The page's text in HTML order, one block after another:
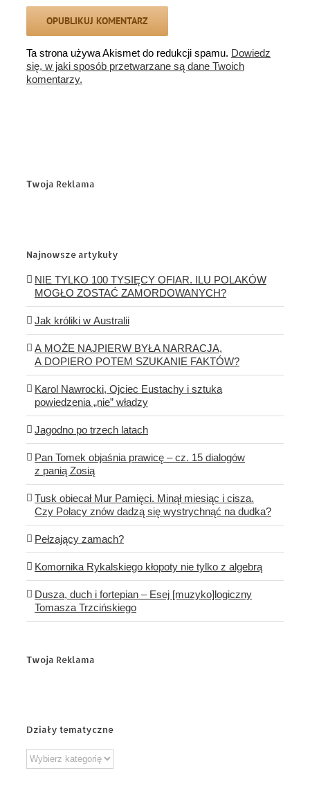
Ta strona używa Akismet do redukcji spamu. Dowiedz
się, w jaki sposób przetwarzane są dane Twoich
komentarzy.
Twoja Reklama
Najnowsze artykuły
NIE TYLKO 100 TYSIĘCY OFIAR. ILU POLAKÓW
MOGŁO ZOSTAĆ ZAMORDOWANYCH?
Jak króliki w Australii
A MOŻE NAJPIERW BYŁA NARRACJA,
A DOPIERO POTEM SZUKANIE FAKTÓW?
Karol Nawrocki, Ojciec Eustachy i sztuka
powiedzenia „nie” władzy
Jagodno po trzech latach
Pan Tomek objaśnia prawicę – cz. 15 dialogów
z panią Zosią
Tusk obiecał Mur Pamięci. Minął miesiąc i cisza.
Czy Polacy znów dadzą się wystrychnąć na dudka?
Pełzający zamach?
Komornika Rykalskiego kłopoty nie tylko z algebrą
Dusza, duch i fortepian – Esej [muzyko]logiczny
Tomasza Trzcińskiego
Twoja Reklama
Działy tematyczne
Działy
tematyczne